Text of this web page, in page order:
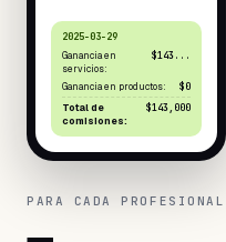
2025-03-29
Ganancia en
servicios:
$143...
Ganancia en productos:
$0
Total de
comisiones:
$143,000
PARA CADA PROFESIONAL